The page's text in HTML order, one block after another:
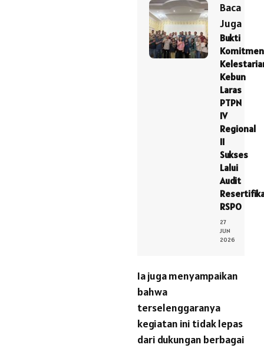
Baca
Juga
Bukti
Komitmen
Kebun
Laras
PTPN
IV
Regional
II
Sukses
Lalui
Audit
RSPO
27
JUN
2026
Ia juga menyampaikan
bahwa
terselenggaranya
kegiatan ini tidak lepas
dari dukungan berbagai